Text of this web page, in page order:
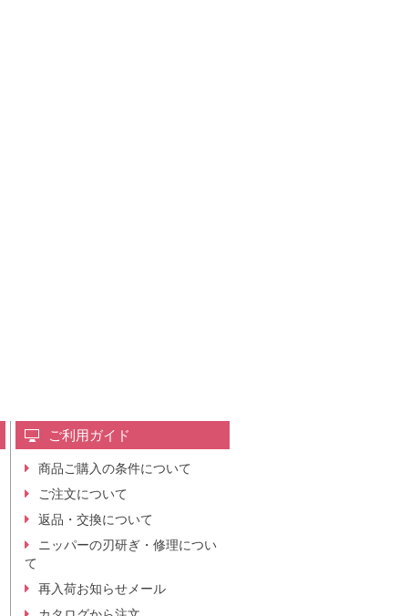
ご利用ガイド
商品ご購入の条件について
ご注文について
返品・交換について
ニッパーの刃研ぎ・修理につい
て
再入荷お知らせメール